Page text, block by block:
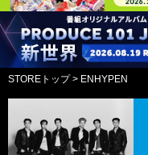
STOREトップ> ENHYPEN